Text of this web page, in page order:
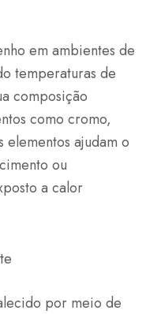
em ambientes de
temperaturas de
composição
como cromo,
elementos ajudam o
ou
a calor
por meio de